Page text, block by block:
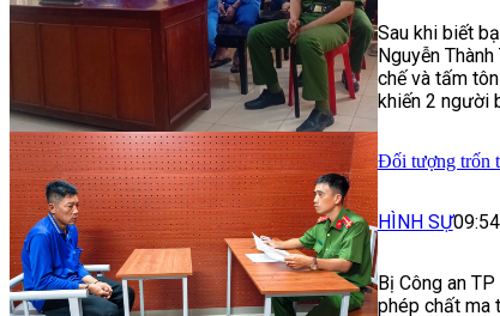
Sau khi biết
Nguyễn
chế và tấm
khiến 2 người
Đối tượng trốn
HÌNH SỰ09:54
Bị Công an
phép chất ma